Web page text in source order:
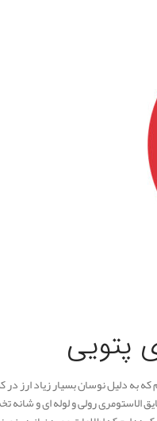
پتویی
که به دلیل نوسان بسیار زیاد
الاستومری رولی و لوله ای و